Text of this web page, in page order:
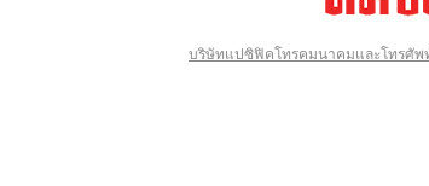
บริษัทแปซิฟิคโทรคมนาคมและโทรศัพ